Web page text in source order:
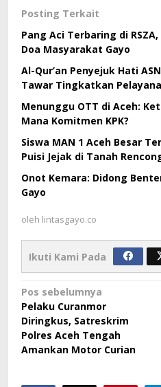
Posting Terkait
Pang Aci Terbaring di
Doa Masyarakat Gayo
Al-Qur’an Penyejuk Hati
Tawar Tingkatkan
Menunggu OTT di Aceh:
Mana Komitmen KPK?
Siswa MAN 1 Aceh Besar
Puisi Jejak di Tanah
Onot Kemara: Didong
Gayo
oleh lintasgayo.co
Ikuti Kami Pada
Navigasi
pos
Pos sebelumnya
Pelaku Curanmor
Diringkus, Satreskrim
Polres Aceh Tengah
Amankan Motor Curian